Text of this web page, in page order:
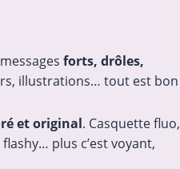
forts, drôles,
illustrations… tout est bon
et original. Casquette fluo,
plus c’est voyant,